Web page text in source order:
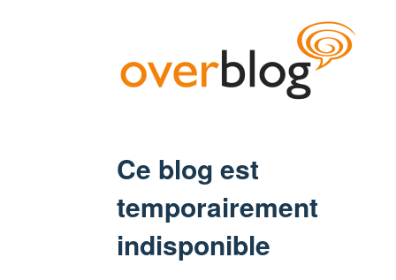
Ce blog est
temporairement
indisponible